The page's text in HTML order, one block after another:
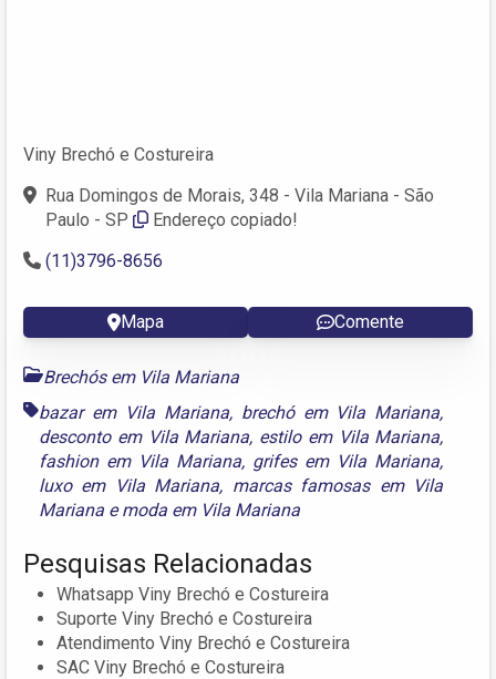
Viny Brechó e Costureira
Rua Domingos de Morais, 348 - Vila Mariana - São
Paulo - SP
Endereço copiado!
(11)3796-8656
Mapa Comente
Brechós em Vila Mariana
bazar em Vila Mariana, brechó em Vila Mariana,
desconto em Vila Mariana, estilo em Vila Mariana,
fashion em Vila Mariana, grifes em Vila Mariana,
luxo em Vila Mariana, marcas famosas em Vila
Mariana emoda em Vila Mariana
Pesquisas Relacionadas
Whatsapp Viny Brechó e Costureira
Suporte Viny Brechó e Costureira
Atendimento Viny Brechó e Costureira
SAC Viny Brechó e Costureira